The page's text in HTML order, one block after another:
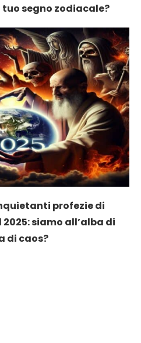
segno zodiacale?
profezie di
siamo all’alba di
di caos?